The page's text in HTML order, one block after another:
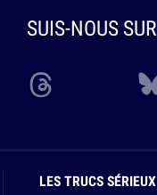
SUIS-NOUS SUR
LES TRUCS SÉRIEUX